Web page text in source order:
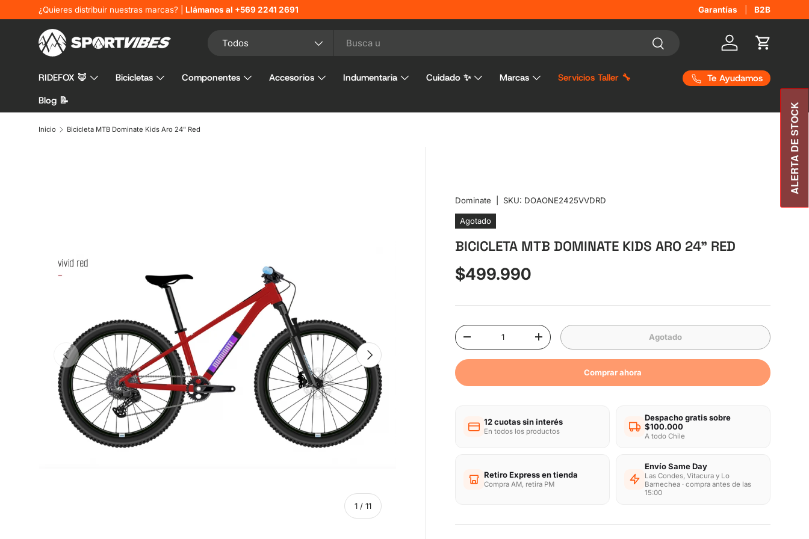
Ir al contenido
¿Quieres distribuir nuestras marcas? | Llámanos al +569 2241 2691 Garantías B2B
Todos Buscar
Iniciar sesión
Carrito
RIDEFOX 🦊 Bicicletas Componentes Accesorios Indumentaria Cuidado ✨ Marcas
Servicios Taller 🔧
Blog 📝
Te Ayudamos
Inicio Bicicleta MTB Dominate Kids Aro 24" Red
Anterior
1 /de
11
Siguiente
Dominate SKU: DOAONE2425VVDRD
Agotado
BICICLETA MTB DOMINATE KIDS ARO 24" RED
Precio normal
$499.990
Cant.
Disminuir cantidadAumentar la cantidad Agotado
Comprar ahora
12 cuotas sin interés
En todos los productos
Despacho gratis sobre
$100.000
A todo Chile
Retiro Express en tienda
Compra AM, retira PM
Envío Same Day
Las Condes, Vitacura y Lo
Barnechea · compra antes de las
15:00
ALERTA DE STOCK